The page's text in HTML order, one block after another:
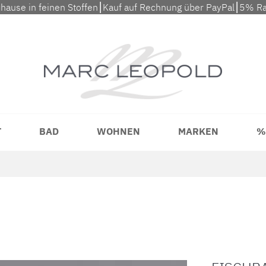
in feinen Stoffen⎮Kauf auf Rechnung über PayPal⎮5%
BAD WOHNEN MARKEN